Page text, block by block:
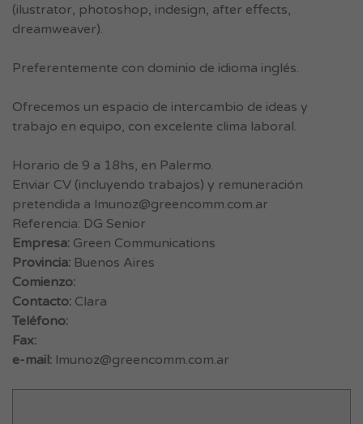
(ilustrator, photoshop, indesign, after effects,
dreamweaver).
Preferentemente con dominio de idioma inglés.
Ofrecemos un espacio de intercambio de ideas y
trabajo en equipo, con excelente clima laboral.
Horario de 9 a 18hs, en Palermo.
Enviar CV (incluyendo trabajos) y remuneración
pretendida a lmunoz@greencomm.com.ar
Referencia: DG Senior
Empresa: Green Communications
Provincia: Buenos Aires
Comienzo:
Contacto: Clara
Teléfono:
Fax:
e-mail: lmunoz@greencomm.com.ar